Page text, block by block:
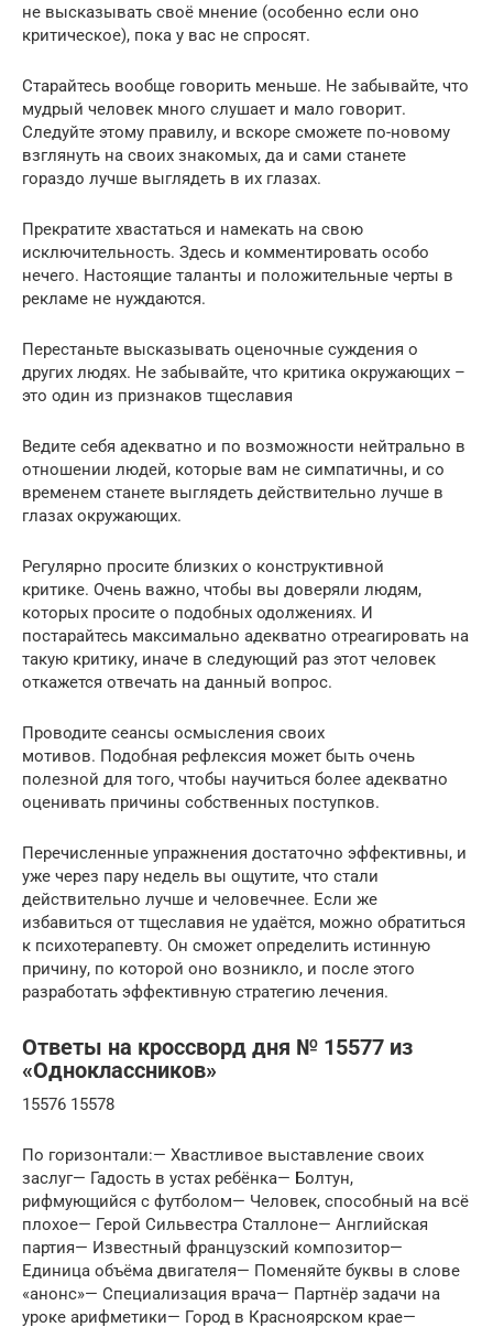
не высказывать своё мнение (особенно если оно
критическое), пока у вас не спросят.
Старайтесь вообще говорить меньше. Не забывайте, что
мудрый человек много слушает и мало говорит.
Следуйте этому правилу, и вскоре сможете по-новому
взглянуть на своих знакомых, да и сами станете
гораздо лучше выглядеть в их глазах.
Прекратите хвастаться и намекать на свою
исключительность. Здесь и комментировать особо
нечего. Настоящие таланты и положительные черты в
рекламе не нуждаются.
Перестаньте высказывать оценочные суждения о
других людях. Не забывайте, что критика окружающих –
это один из признаков тщеславия
Ведите себя адекватно и по возможности нейтрально в
отношении людей, которые вам не симпатичны, и со
временем станете выглядеть действительно лучше в
глазах окружающих.
Регулярно просите близких о конструктивной
критике. Очень важно, чтобы вы доверяли людям,
которых просите о подобных одолжениях. И
постарайтесь максимально адекватно отреагировать на
такую критику, иначе в следующий раз этот человек
откажется отвечать на данный вопрос.
Проводите сеансы осмысления своих
мотивов. Подобная рефлексия может быть очень
полезной для того, чтобы научиться более адекватно
оценивать причины собственных поступков.
Перечисленные упражнения достаточно эффективны, и
уже через пару недель вы ощутите, что стали
действительно лучше и человечнее. Если же
избавиться от тщеславия не удаётся, можно обратиться
к психотерапевту. Он сможет определить истинную
причину, по которой оно возникло, и после этого
разработать эффективную стратегию лечения.
Ответы на кроссворд дня № 15577 из
«Одноклассников»
15576 15578
По горизонтали:— Хвастливое выставление своих
заслуг— Гадость в устах ребёнка— Болтун,
рифмующийся с футболом— Человек, способный на всё
плохое— Герой Сильвестра Сталлоне— Английская
партия— Известный французский композитор—
Единица объёма двигателя— Поменяйте буквы в слове
«анонс»— Специализация врача— Партнёр задачи на
уроке арифметики— Город в Красноярском крае—